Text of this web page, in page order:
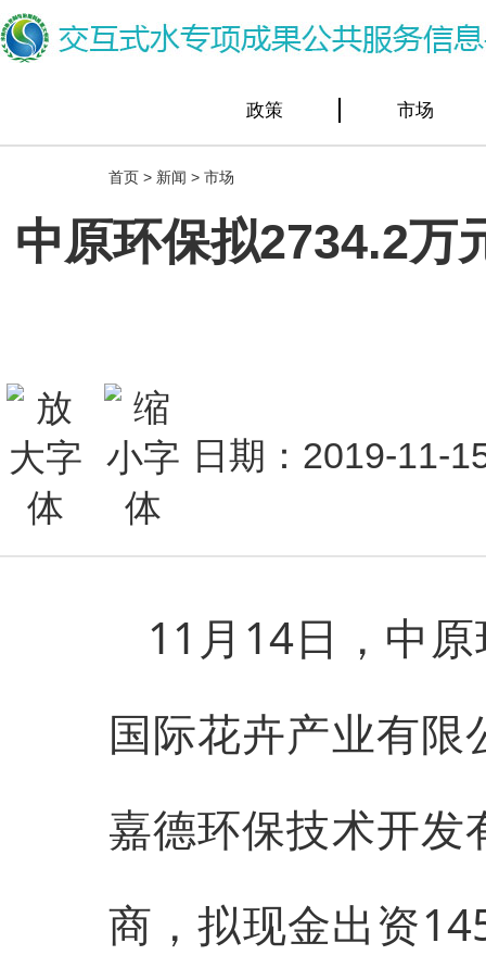
政策 市场
首页 > 新闻 > 市场
中原环保拟2734.2万
日期：2019-
11月14日，中
国际花卉产业有限
嘉德环保技术开发
商，拟现金出资